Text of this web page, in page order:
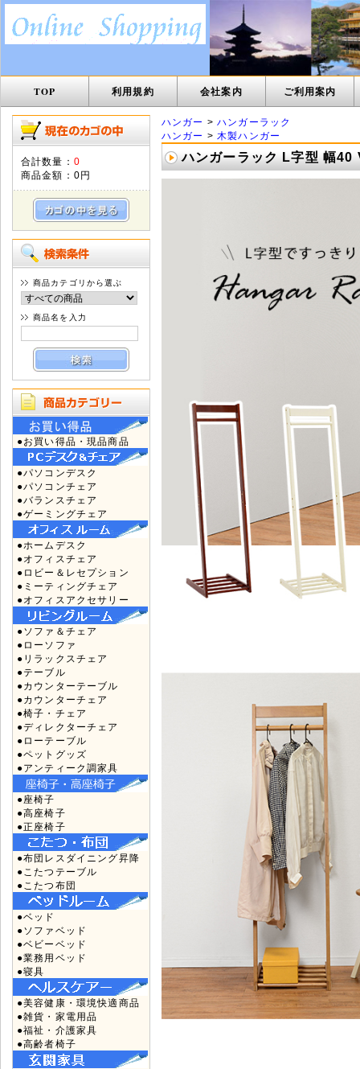
TOP 利用規約 会社案内 ご利用案内
合計数量： 0
商品金額： 0円
商品カテゴリから選ぶ
商品名を入力
●お買い得品・現品商品
●パソコンデスク
●パソコンチェア
●バランスチェア
●ゲーミングチェア
●ホームデスク
●オフィスチェア
●ロビー＆レセプション
●ミーティングチェア
●オフィスアクセサリー
●ソファ＆チェア
●ローソファ
●リラックスチェア
●テーブル
●カウンターテーブル
●カウンターチェア
●椅子・チェア
●ディレクターチェア
●ローテーブル
●ペットグッズ
●アンティーク調家具
●座椅子
●高座椅子
●正座椅子
●布団レスダイニング昇降
●こたつテーブル
●こたつ布団
●ベッド
●ソファベッド
●ベビーベッド
●業務用ベッド
●寝具
●美容健康・環境快適商品
●雑貨・家電用品
●福祉・介護家具
●高齢者椅子
ハンガー >ハンガーラック
ハンガー > 木製ハンガー
ハンガーラック L字型 幅40